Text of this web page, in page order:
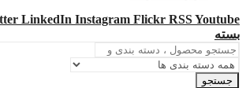
LinkedIn Instagram Flickr RSSYoutube
بسته
جستجو